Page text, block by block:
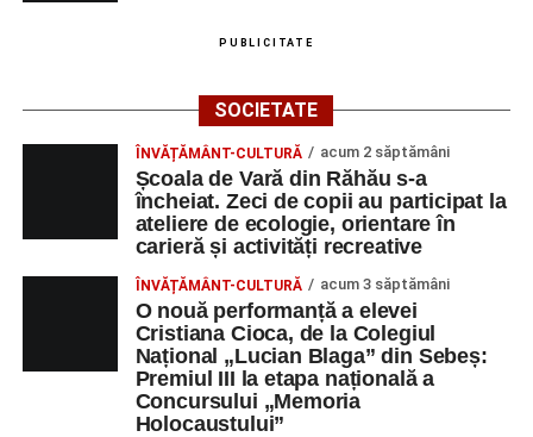
PUBLICITATE
SOCIETATE
ÎNVĂȚĂMÂNT-CULTURĂ acum 2 săptămâni
Școala de Vară din Răhău s-a
încheiat. Zeci de copii au participat la
ateliere de ecologie, orientare în
carieră și activități recreative
ÎNVĂȚĂMÂNT-CULTURĂ acum 3 săptămâni
O nouă performanță a elevei
Cristiana Cioca, de la Colegiul
Național „Lucian Blaga” din Sebeș:
Premiul III la etapa națională a
Concursului „Memoria
Holocaustului”